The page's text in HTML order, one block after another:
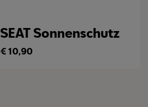
SEAT Sonnenschutz
€10,90